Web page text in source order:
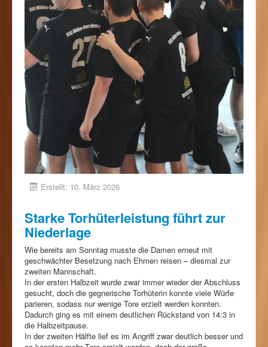
Erstellt: 10. März 2026
Starke Torhüterleistung führt zur
Niederlage
Wie bereits am Sonntag musste die Damen erneut mit
geschwächter Besetzung nach Ehmen reisen – diesmal zur
zweiten Mannschaft.
In der ersten Halbzeit wurde zwar immer wieder der Abschluss
gesucht, doch die gegnerische Torhüterin konnte viele Würfe
parieren, sodass nur wenige Tore erzielt werden konnten.
Dadurch ging es mit einem deutlichen Rückstand von 14:3 in
die Halbzeitpause.
In der zweiten Hälfte lief es im Angriff zwar deutlich besser und